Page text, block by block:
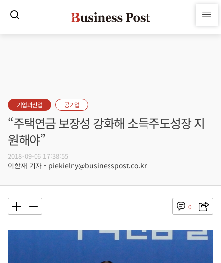
기업과산업 공기업
“주택연금 보장성 강화해 소득주도성장 지
원해야”
2018-09-06 17:38:55
이한재 기자 - piekielny@businesspost.co.kr
0